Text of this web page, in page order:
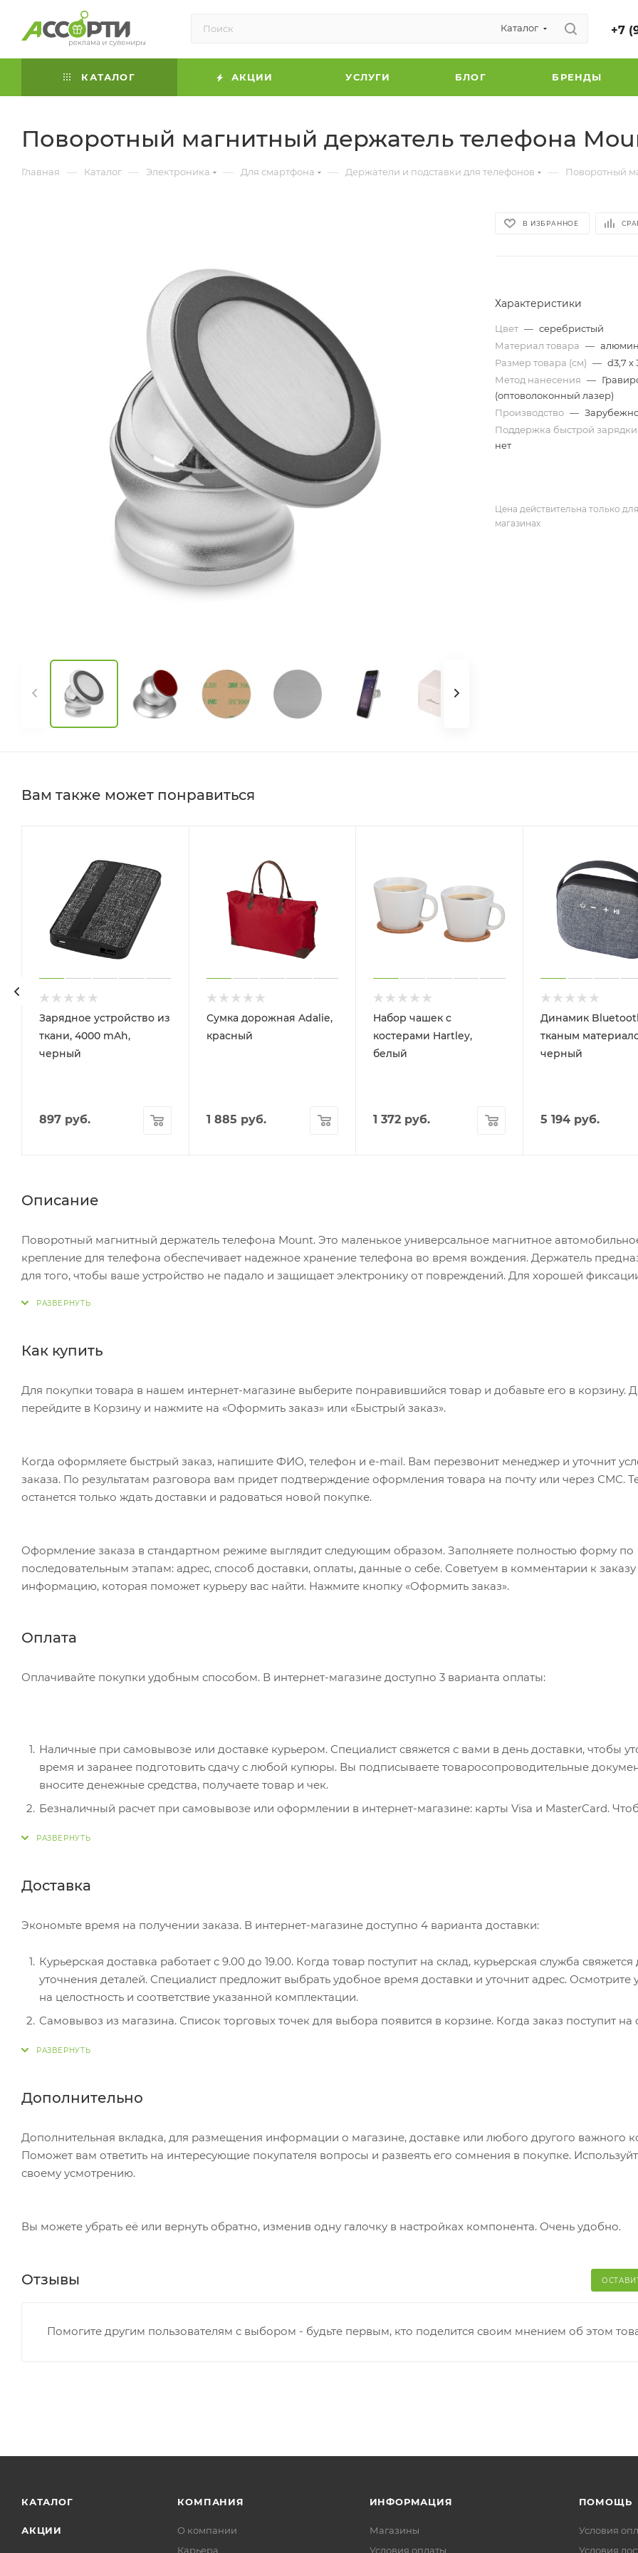
Каталог +7
КАТАЛОГ АКЦИИ УСЛУГИ БЛОГ БРЕНДЫ
Поворотный магнитный держатель телефона
Главная — Каталог — Электроника — Для смартфона — Держатели и подставки для телефонов — Поворотный
В ИЗБРАННОЕ
Характеристики
Цвет — серебристый
Материал товара —
Размер товара (см) — d3,7 х
Метод нанесения —
(оптоволоконный лазер)
Производство —
Поддержка быстрой зарядки
нет
Цена действительна только
магазинах
Вам также может понравиться
Зарядное устройство из
ткани, 4000 mAh,
черный
897руб.
Сумка дорожная Adalie,
красный
1 885 руб.
Набор чашек с
костерами Hartley,
белый
1 372 руб.
Динамик
тканым
черный
5 194 руб.
Описание
Поворотный магнитный держатель телефона Mount. Это маленькое универсальное магнитное
крепление для телефона обеспечивает надежное хранение телефона во время вождения. Держатель
для того, чтобы ваше устройство не падало и защищает электронику от повреждений. Для хорошей
Как купить
Для покупки товара в нашем интернет-магазине выберите понравившийся товар и добавьте его в корзину.
перейдите в Корзину и нажмите на «Оформить заказ» или «Быстрый заказ».
Когда оформляете быстрый заказ, напишите ФИО, телефон и e-mail. Вам перезвонит менеджер и уточнит
заказа. По результатам разговора вам придет подтверждение оформления товара на почту или через СМС.
останется только ждать доставки и радоваться новой покупке.
Оформление заказа в стандартном режиме выглядит следующим образом. Заполняете полностью форму по
последовательным этапам: адрес, способ доставки, оплаты, данные о себе. Советуем в комментарии к заказу
информацию, которая поможет курьеру вас найти. Нажмите кнопку «Оформить заказ».
Оплата
Оплачивайте покупки удобным способом. В интернет-магазине доступно 3 варианта оплаты:
Наличные при самовывозе или доставке курьером. Специалист свяжется с вами в день доставки, чтобы
время и заранее подготовить сдачу с любой купюры. Вы подписываете товаросопроводительные
вносите денежные средства, получаете товар и чек.
Безналичный расчет при самовывозе или оформлении в интернет-магазине: карты Visa и MasterCard.
действия и имя держателя.
перенаправит вас на страницу платежного сервиса. Здесь необходимо заполнить форму по инструкции.
Доставка
Экономьте время на получении заказа. В интернет-магазине доступно 4 варианта доставки:
Курьерская доставка работает с 9.00 до 19.00. Когда товар поступит на склад, курьерская служба свяжется
уточнения деталей. Специалист предложит выбрать удобное время доставки и уточнит адрес. Осмотрите
на целостность и соответствие указанной комплектации.
Самовывоз из магазина. Список торговых точек для выбора появится в корзине. Когда заказ поступит на
Почтовая доставка через почту России. Когда заказ придет в отделение, на ваш адрес придет извещение о
самостоятельно вы можете только после оплаты заказа. Один заказ может содержать не больше 10
стоимость не должна превышать 100 000 р.
Дополнительно
Дополнительная вкладка, для размещения информации о магазине, доставке или любого другого важного
Поможет вам ответить на интересующие покупателя вопросы и развеять его сомнения в покупке.
своему усмотрению.
Вы можете убрать её или вернуть обратно, изменив одну галочку в настройках компонента. Очень удобно.
Отзывы
Помогите другим пользователям с выбором - будьте первым, кто поделится своим мнением об этом
КАТАЛОГ
АКЦИИ
КОМПАНИЯ
О компании
Карьера
ИНФОРМАЦИЯ
Магазины
Условия оплаты
ПОМОЩЬ
Условия
Условия